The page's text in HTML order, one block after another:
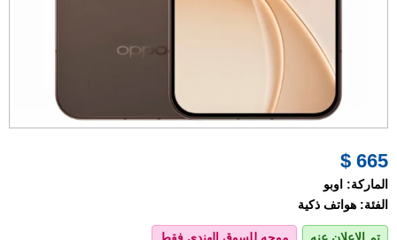
665 $
الماركة: اوبو
الفئة: هواتف ذكية